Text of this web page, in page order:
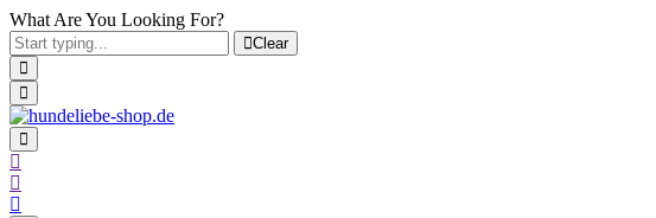
What Are You Looking For?
Clear